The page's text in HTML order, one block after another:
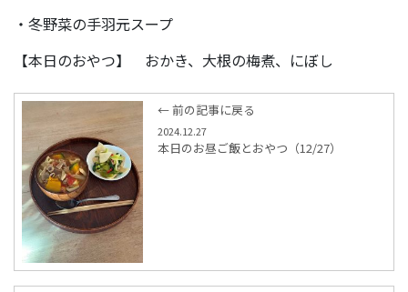
・冬野菜の手羽元スープ
【本日のおやつ】 おかき、大根の梅煮、にぼし
← 前の記事に戻る
2024.12.27
本日のお昼ご飯とおやつ（12/27）